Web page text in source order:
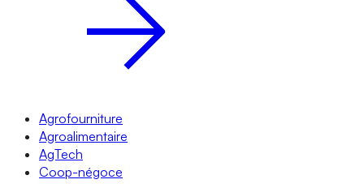
Agrofourniture
Agroalimentaire
AgTech
Coop-négoce